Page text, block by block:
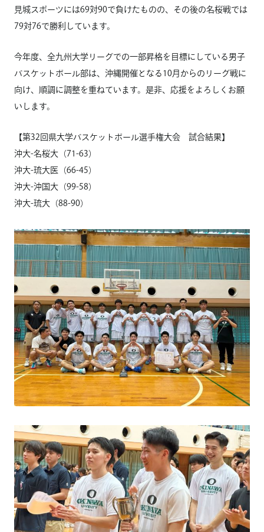
見城スポーツには69対90で負けたものの、その後の名桜戦では
79対76で勝利しています。
今年度、全九州大学リーグでの一部昇格を目標にしている男子
バスケットボール部は、沖縄開催となる10月からのリーグ戦に
向け、順調に調整を重ねています。是非、応援をよろしくお願
いします。
【第32回県大学バスケットボール選手権大会 試合結果】
沖大-名桜大（71-63）
沖大-琉大医（66-45）
沖大-沖国大（99-58）
沖大-琉大（88-90）